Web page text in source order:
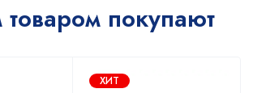
товаром покупают
ХИТ